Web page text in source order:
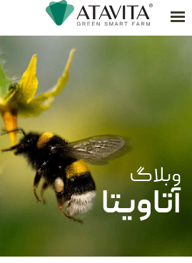
--- محصولات
وبلاگ
آتاویتا